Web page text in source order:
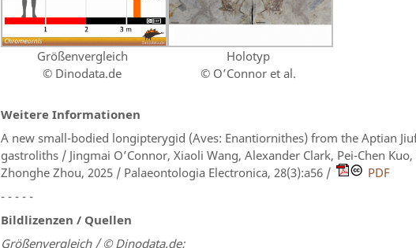
Größenvergleich
© Dinodata.de
Holotyp
© O’Connor et al.
Weitere Informationen
A new small-bodied longipterygid (Aves: Enantiornithes) from the Aptian
gastroliths / Jingmai O’Connor, Xiaoli Wang, Alexander Clark, Pei-Chen
Zhonghe Zhou, 2025 / Palaeontologia Electronica, 28(3):a56 /
PDF
- - - - -
Bildlizenzen / Quellen
Größenvergleich / © Dinodata.de: